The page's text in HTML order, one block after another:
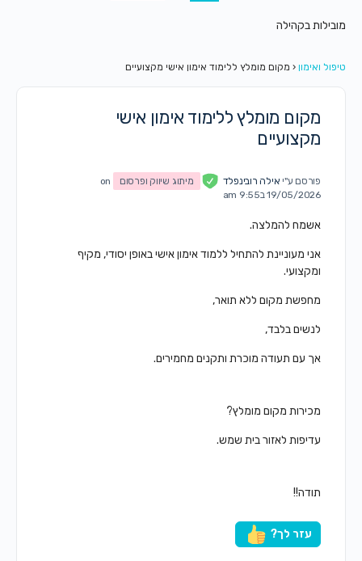
מובילות בקהילה
טיפול ואימון ‹ מקום מומלץ ללימוד אימון אישי מקצועיים
מקום מומלץ ללימוד אימון אישי
מקצועיים
פורסם ע"י אילה רובינפלד מיתוג שיווק ופרסום
on
19/05/2026 ב9:55 am
אשמח להמלצה.
אני מעוניינת להתחיל ללמוד אימון אישי באופן יסודי, מקיף
ומקצועי.
מחפשת מקום ללא תואר,
לנשים בלבד,
אך עם תעודה מוכרת ותקנים מחמירים.
מכירות מקום מומלץ?
עדיפות לאזור בית שמש.
תודה!!
עזר לך?